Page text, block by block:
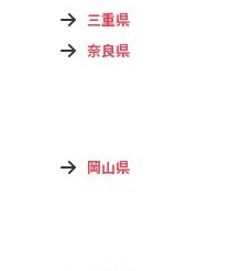
三重県
奈良県
岡山県